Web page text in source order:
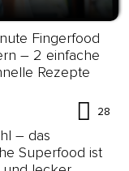
Fingerfood
– 2 einfache
Rezepte
28
– das
Superfood ist